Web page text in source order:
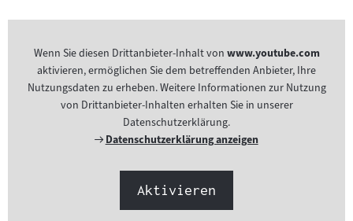
Wenn Sie diesen Drittanbieter-Inhalt von www.youtube.com
aktivieren, ermöglichen Sie dem betreffenden Anbieter, Ihre
Nutzungsdaten zu erheben. Weitere Informationen zur Nutzung
von Drittanbieter-Inhalten erhalten Sie in unserer
Datenschutzerklärung.
Externer
Datenschutzerklärung anzeigen
Aktivieren